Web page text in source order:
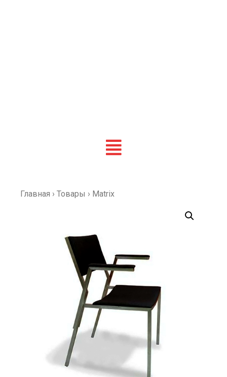
Главная › Товары › Matrix